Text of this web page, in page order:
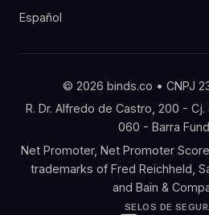
Español
© 2026 binds.co • CNPJ
R. Dr. Alfredo de Castro, 200 - Cj.
060 - Barra
Net Promoter, Net Promoter
trademarks of Fred Reichheld,
and Bain &
SELOS DE